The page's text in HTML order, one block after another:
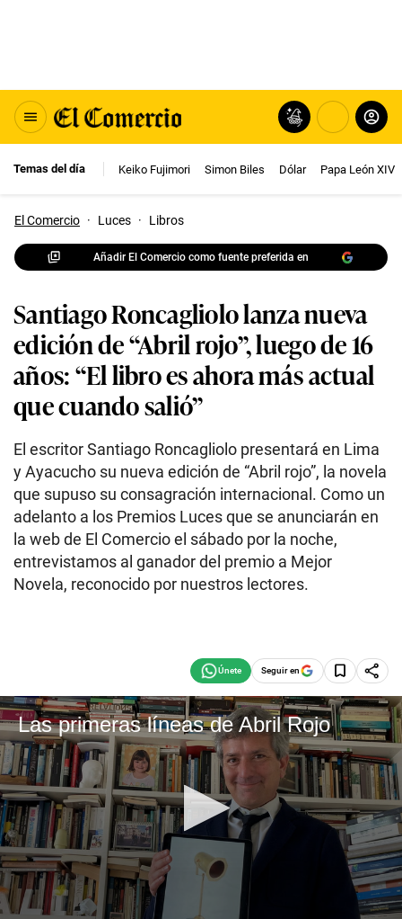
Temas del día Keiko Fujimori Simon Biles Dólar Papa León XIV
El Comercio · Luces · Libros
Añadir El Comercio como fuente preferida en
Santiago Roncagliolo lanza nueva
edición de “Abril rojo”, luego de 16
años: “El libro es ahora más actual
que cuando salió”
El escritor Santiago Roncagliolo presentará en Lima
y Ayacucho su nueva edición de “Abril rojo”, la novela
que supuso su consagración internacional. Como un
adelanto a los Premios Luces que se anunciarán en
la web de El Comercio el sábado por la noche,
entrevistamos al ganador del premio a Mejor
Novela, reconocido por nuestros lectores.
Seguir en
Las primeras líneas de Abril Rojo